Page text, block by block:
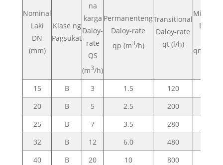
Nominal
Laki
DN
(mm)
Klase ng
Pagsukat
na
karga
Daloy-
rate
QS
(m3/h)
Permanenteng
Daloy-rate
qp (m3/h)
Transitional
Daloy-rate
qt (l/h)
Daloy-
qmin (l/
15 B 3 1.5 120
20
B 5 2.5 200
25
B 7 3.5 280
32
B 12 6.0 480
40
B 20 10 800